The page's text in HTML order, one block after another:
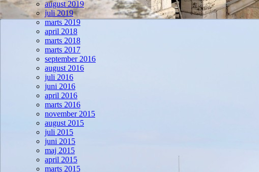
august 2019
juli 2019
marts 2019
april 2018
marts 2018
marts 2017
september 2016
august 2016
juli 2016
juni 2016
april 2016
marts 2016
november 2015
august 2015
juli 2015
juni 2015
maj 2015
april 2015
marts 2015